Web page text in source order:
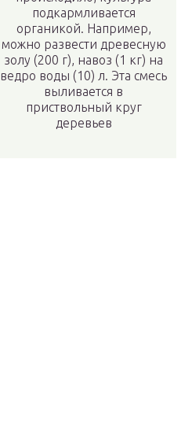
подкармливается
органикой. Например,
можно развести древесную
золу (200 г), навоз (1 кг) на
ведро воды (10) л. Эта смесь
выливается в
приствольный круг
деревьев